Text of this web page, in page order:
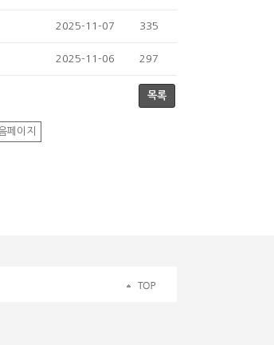
2025-11-07 335
2025-11-06 297
목록
페이지